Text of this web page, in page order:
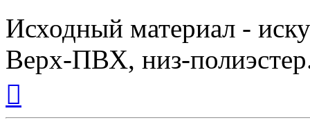
Исходный материал -
Верх-ПВХ, низ-
началу